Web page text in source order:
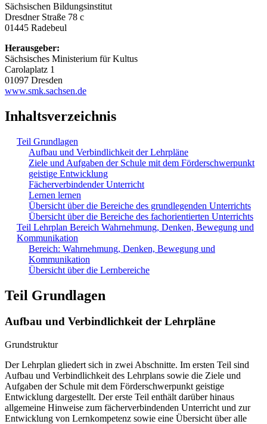
Sächsischen Bildungsinstitut
Dresdner Straße 78 c
01445 Radebeul
Herausgeber:
Sächsisches Ministerium für Kultus
Carolaplatz 1
01097 Dresden
www.smk.sachsen.de
Inhaltsverzeichnis
Teil Grundlagen
Aufbau und Verbindlichkeit der Lehrpläne
Ziele und Aufgaben der Schule mit dem Förderschwerpunkt
geistige Entwicklung
Fächerverbindender Unterricht
Lernen lernen
Übersicht über die Bereiche des grundlegenden Unterrichts
Übersicht über die Bereiche des fachorientierten Unterrichts
Teil Lehrplan Bereich Wahrnehmung, Denken, Bewegung und
Kommunikation
Bereich: Wahrnehmung, Denken, Bewegung und
Kommunikation
Übersicht über die Lernbereiche
Teil Grundlagen
Aufbau und Verbindlichkeit der Lehrpläne
Grundstruktur
Der Lehrplan gliedert sich in zwei Abschnitte. Im ersten Teil sind
Aufbau und Verbindlichkeit des Lehrplans sowie die Ziele und
Aufgaben der Schule mit dem Förderschwerpunkt geistige
Entwicklung dargestellt. Der erste Teil enthält darüber hinaus
allgemeine Hinweise zum fächerverbindenden Unterricht und zur
Entwicklung von Lernkompetenz sowie eine Übersicht über alle